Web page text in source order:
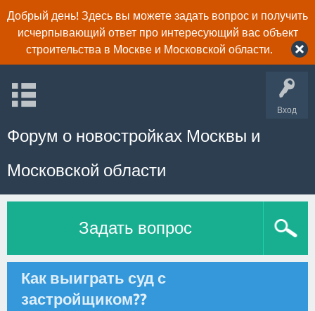
Добрый день! Здесь вы можете задать вопрос и получить
исчерпывающий ответ про интересующий вас объект
строительства в Москве и Московской области.
Вход
Форум о новостройках Москвы и
Московской области
Задать вопрос
Как выиграть суд с
застройщиком??